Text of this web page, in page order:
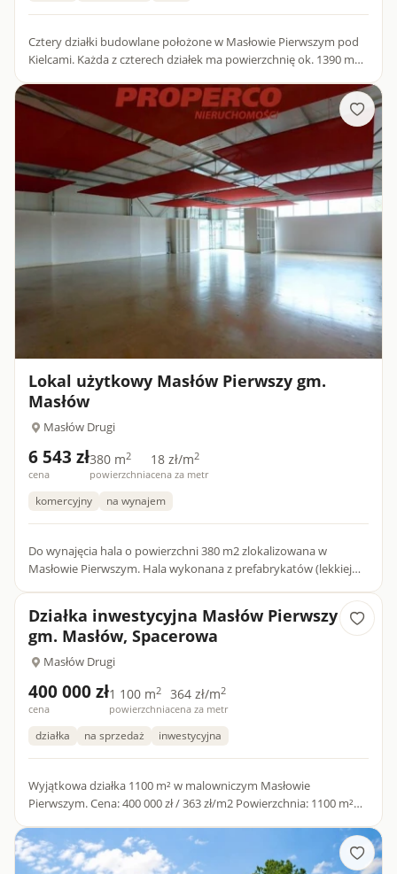
Cztery działki budowlane położone w Masłowie Pierwszym pod
Kielcami. Każda z czterech działek ma powierzchnię ok. 1390 m
Lokal użytkowy Masłów Pierwszy gm.
Masłów
Masłów Drugi
6 543 zł
cena
380 m2
powierzchnia
18 zł/m2
cena za metr
komercyjny na wynajem
Do wynajęcia hala o powierzchni 380 m2 zlokalizowana w
Masłowie Pierwszym. Hala wykonana z prefabrykatów (lekkiej
Działka inwestycyjna Masłów Pierwszy
gm. Masłów, Spacerowa
Masłów Drugi
400 000 zł
cena
1 100 m2
powierzchnia
364 zł/m2
cena za metr
działka na sprzedaż inwestycyjna
Wyjątkowa działka 1100 m² w malowniczym Masłowie
Pierwszym. Cena: 400 000 zł / 363 zł/m2 Powierzchnia: 1100 m²
świętokrz...